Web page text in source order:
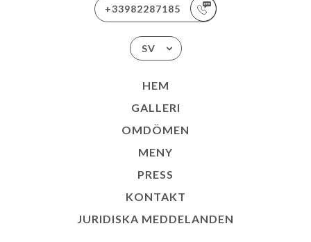
+33982287185
SV
HEM
GALLERI
OMDÖMEN
MENY
PRESS
KONTAKT
JURIDISKA MEDDELANDEN